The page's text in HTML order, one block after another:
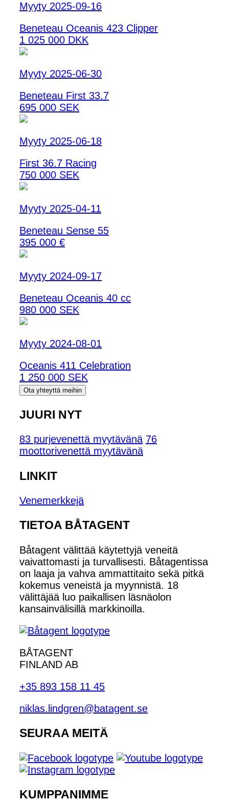
Myyty 2025-09-16
Beneteau Oceanis 423 Clipper
1 025 000 DKK
Myyty 2025-06-30
Beneteau First 33.7
695 000 SEK
Myyty 2025-06-18
First 36.7 Racing
750 000 SEK
Myyty 2025-04-11
Beneteau Sense 55
395 000 €
Myyty 2024-09-17
Beneteau Oceanis 40 cc
980 000 SEK
Myyty 2024-08-01
Oceanis 411 Celebration
1 250 000 SEK
Ota yhteyttä meihin
JUURI NYT
83 purjevenettä myytävänä 76
moottorivenettä myytävänä
LINKIT
Venemerkkejä
TIETOA BÅTAGENT
Båtagent välittää käytettyjä veneitä
vaivattomasti ja turvallisesti. Båtagentissa
on laaja ja vahva ammattitaito sekä pitkä
kokemus veneistä ja myynnistä. 18
välittäjää luo paikallisen läsnäolon
kansainvälisillä markkinoilla.
BÅTAGENT
FINLAND AB
+35 893 158 11 45
niklas.lindgren@batagent.se
SEURAA MEITÄ
KUMPPANIMME